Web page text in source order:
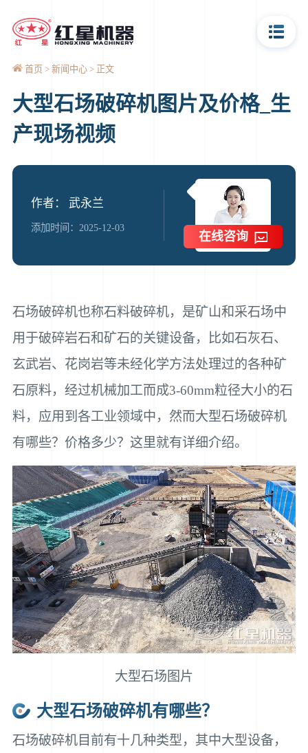
首页 新闻中心 正文
大型石场破碎机图片及价格_生
产现场视频
作者： 武永兰
添加时间：2025-12-03
在线咨询
石场破碎机也称石料破碎机，是矿山和采石场中
用于破碎岩石和矿石的关键设备，比如石灰石、
玄武岩、花岗岩等未经化学方法处理过的各种矿
石原料，经过机械加工而成3-60mm粒径大小的石
料，应用到各工业领域中，然而大型石场破碎机
有哪些？价格多少？这里就有详细介绍。
大型石场图片
大型石场破碎机有哪些？
石场破碎机目前有十几种类型，其中大型设备，